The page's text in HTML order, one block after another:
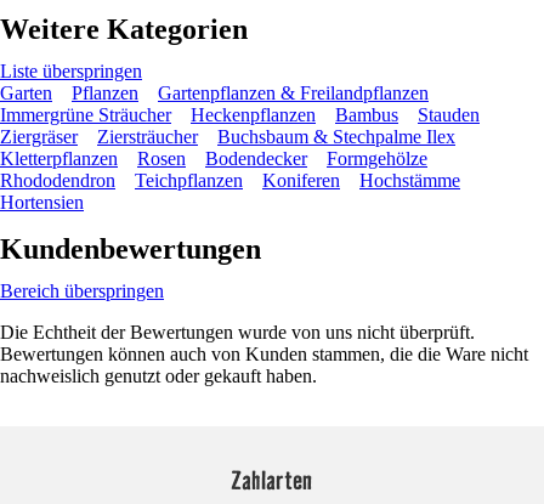
Weitere Kategorien
Liste überspringen
Garten
Pflanzen
Gartenpflanzen & Freilandpflanzen
Immergrüne Sträucher
Heckenpflanzen Bambus
Stauden
Ziergräser
Ziersträucher
Buchsbaum & Stechpalme Ilex
Kletterpflanzen
Rosen Bodendecker
Formgehölze
Rhododendron
Teichpflanzen Koniferen
Hochstämme
Hortensien
Kundenbewertungen
Bereich überspringen
Die Echtheit der Bewertungen wurde von uns nicht überprüft.
Bewertungen können auch von Kunden stammen, die die Ware nicht
nachweislich genutzt oder gekauft haben.
Zahlarten